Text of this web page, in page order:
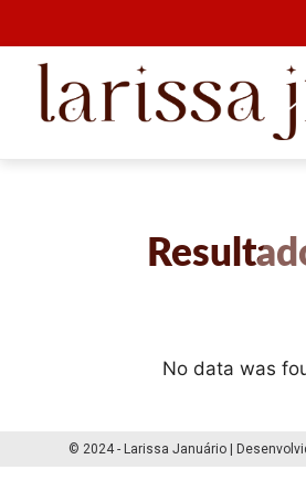
No data was
© 2024 - Larissa Januário |